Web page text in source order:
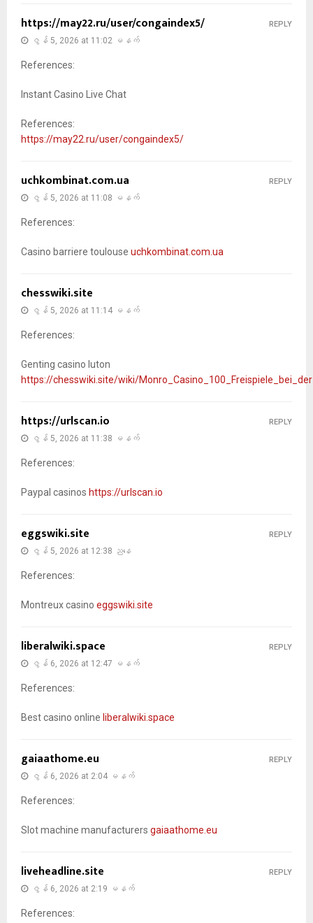
https://may22.ru/user/congaindex5/
ဇွန် 5, 2026 at 11:02 မနက်
References:
Instant Casino Live Chat
References:
https://may22.ru/user/congaindex5/
REPLY
uchkombinat.com.ua
ဇွန် 5, 2026 at 11:08 မနက်
References:
Casino barriere toulouse uchkombinat.com.ua
REPLY
chesswiki.site
ဇွန် 5, 2026 at 11:14 မနက်
References:
Genting casino luton
https://chesswiki.site/wiki/
https://urlscan.io
ဇွန် 5, 2026 at 11:38 မနက်
References:
Paypal casinos https://urlscan.io
REPLY
eggswiki.site
ဇွန် 5, 2026 at 12:38 ညနေ
References:
Montreux casino eggswiki.site
REPLY
liberalwiki.space
ဇွန် 6, 2026 at 12:47 မနက်
References:
Best casino online liberalwiki.space
REPLY
gaiaathome.eu
ဇွန် 6, 2026 at 2:04 မနက်
References:
Slot machine manufacturers gaiaathome.eu
REPLY
liveheadline.site
ဇွန် 6, 2026 at 2:19 မနက်
References:
REPLY